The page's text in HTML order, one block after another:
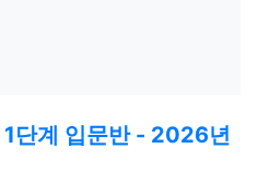
단계 입문반 - 2026년